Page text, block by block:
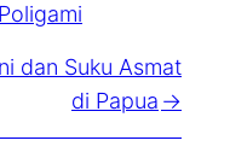
dan Suku Asmat
di Papua